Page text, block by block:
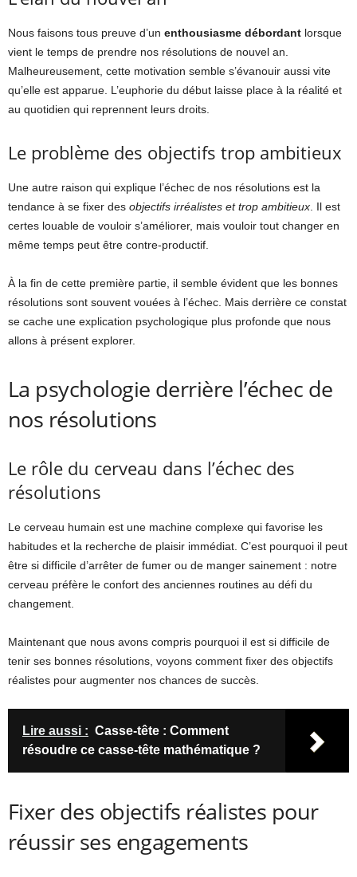
Nous faisons tous preuve d’un enthousiasme débordant lorsque
vient le temps de prendre nos résolutions de nouvel an.
Malheureusement, cette motivation semble s’évanouir aussi vite
qu’elle est apparue. L’euphorie du début laisse place à la réalité et
au quotidien qui reprennent leurs droits.
Le problème des objectifs trop ambitieux
Une autre raison qui explique l’échec de nos résolutions est la
tendance à se fixer des objectifs irréalistes et trop ambitieux . Il est
certes louable de vouloir s’améliorer, mais vouloir tout changer en
même temps peut être contre-productif.
À la fin de cette première partie, il semble évident que les bonnes
résolutions sont souvent vouées à l’échec. Mais derrière ce constat
se cache une explication psychologique plus profonde que nous
allons à présent explorer.
La psychologie derrière l’échec de
nos résolutions
Le rôle du cerveau dans l’échec des
résolutions
Le cerveau humain est une machine complexe qui favorise les
habitudes et la recherche de plaisir immédiat. C’est pourquoi il peut
être si difficile d’arrêter de fumer ou de manger sainement : notre
cerveau préfère le confort des anciennes routines au défi du
changement.
Maintenant que nous avons compris pourquoi il est si difficile de
tenir ses bonnes résolutions, voyons comment fixer des objectifs
réalistes pour augmenter nos chances de succès.
Lire aussi : Casse-tête : Comment
résoudre ce casse-tête mathématique ?
Fixer des objectifs réalistes pour
réussir ses engagements